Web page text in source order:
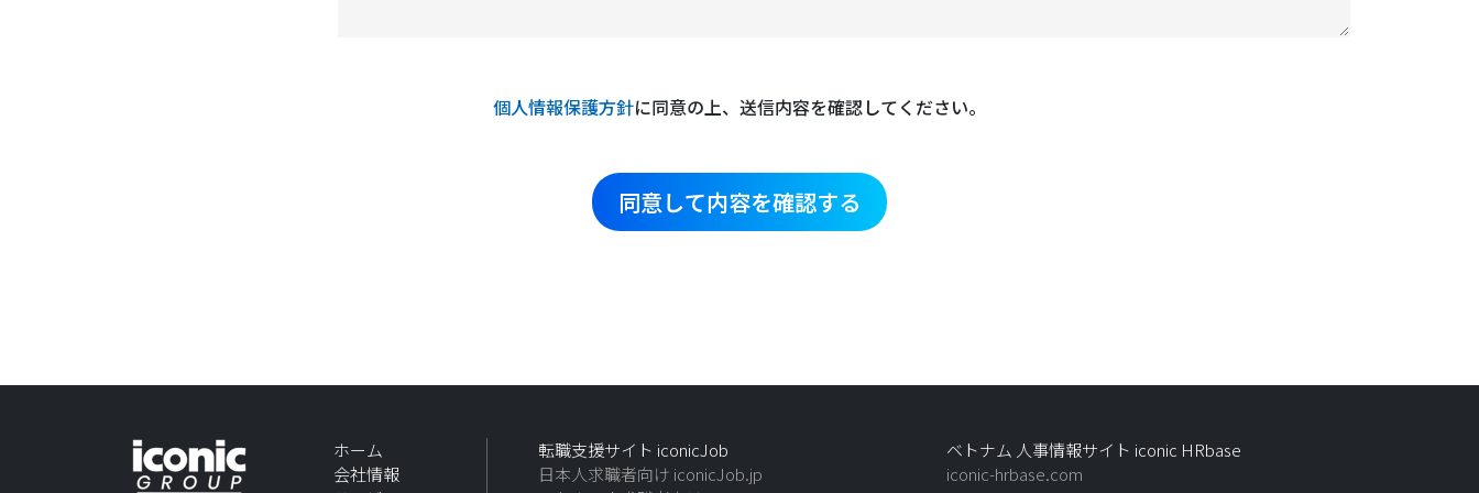
個人情報保護方針に同意の上、送信内容を確認してください。
ホーム
会社情報
転職支援サイト iconicJob
日本人求職者向け iconicJob.jp
ベトナム 人事情報サイト iconic HRbase
iconic-hrbase.com